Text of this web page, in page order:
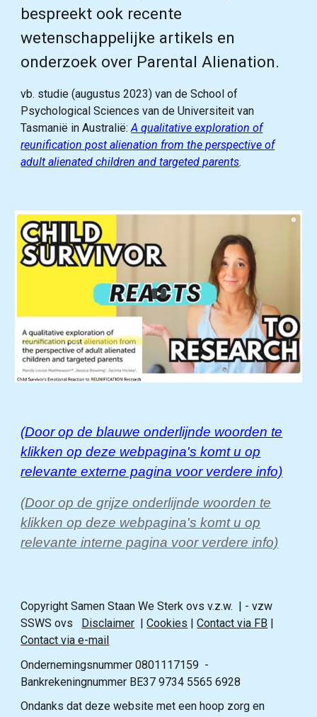
bespreekt ook recente
wetenschappelijke artikels en
onderzoek over Parental Alienation.
vb. studie (augustus 2023) van de School of
Psychological Sciences van de Universiteit van
Tasmanië in Australië:A qualitative exploration of
reunification post alienation from the perspective of
adult alienated children and targeted parents.
(Door op de blauwe onderlijnde woorden te
klikken op deze webpagina's komt u op
relevante externe pagina voor verdere info)
(Door op de grijze onderlijnde woorden te
klikken op deze webpagina's komt u op
relevante interne pagina voor verdere info)
Copyright Samen Staan We Sterk ovs v.z.w. | - vzw
SSWS ovs Disclaimer |Cookies |Contact via FB |
Contact via e-mail
Ondernemingsnummer 0801117159 -
Bankrekeningnummer BE37 9734 5565 6928
Ondanks dat deze website met een hoop zorg en